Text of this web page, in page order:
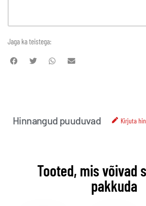
Jaga ka teistega:
Hinnangud puuduvad Kirjuta
Tooted, mis võivad
pakkuda